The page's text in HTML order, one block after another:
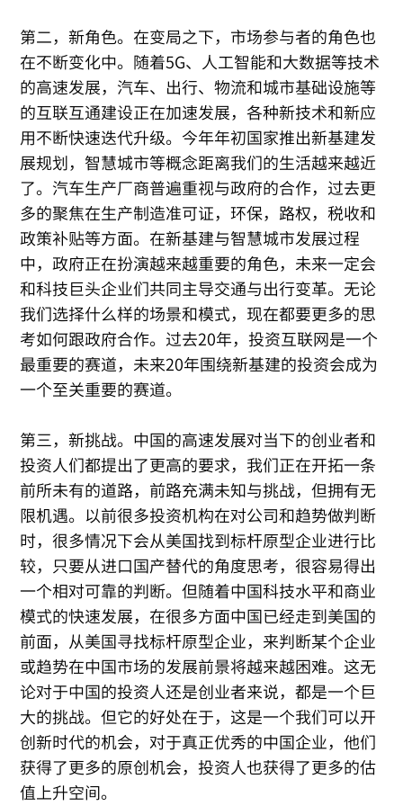
第二，新角色。在变局之下，市场参与者的角色也
在不断变化中。随着5G、人工智能和大数据等技术
的高速发展，汽车、出行、物流和城市基础设施等
的互联互通建设正在加速发展，各种新技术和新应
用不断快速迭代升级。今年年初国家推出新基建发
展规划，智慧城市等概念距离我们的生活越来越近
了。汽车生产厂商普遍重视与政府的合作，过去更
多的聚焦在生产制造准可证，环保，路权，税收和
政策补贴等方面。在新基建与智慧城市发展过程
中，政府正在扮演越来越重要的角色，未来一定会
和科技巨头企业们共同主导交通与出行变革。无论
我们选择什么样的场景和模式，现在都要更多的思
考如何跟政府合作。过去20年，投资互联网是一个
最重要的赛道，未来20年围绕新基建的投资会成为
一个至关重要的赛道。
第三，新挑战。中国的高速发展对当下的创业者和
投资人们都提出了更高的要求，我们正在开拓一条
前所未有的道路，前路充满未知与挑战，但拥有无
限机遇。以前很多投资机构在对公司和趋势做判断
时，很多情况下会从美国找到标杆原型企业进行比
较，只要从进口国产替代的角度思考，很容易得出
一个相对可靠的判断。但随着中国科技水平和商业
模式的快速发展，在很多方面中国已经走到美国的
前面，从美国寻找标杆原型企业，来判断某个企业
或趋势在中国市场的发展前景将越来越困难。这无
论对于中国的投资人还是创业者来说，都是一个巨
大的挑战。但它的好处在于，这是一个我们可以开
创新时代的机会，对于真正优秀的中国企业，他们
获得了更多的原创机会，投资人也获得了更多的估
值上升空间。